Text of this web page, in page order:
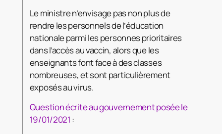
Le ministre n’envisage pas non plus de
rendre les personnels de l’éducation
nationale parmi les personnes prioritaires
dans l’accès au vaccin, alors que les
enseignants font face à des classes
nombreuses, et sont particulièrement
exposés au virus.
Question écrite au gouvernement posée le
19/01/2021 :